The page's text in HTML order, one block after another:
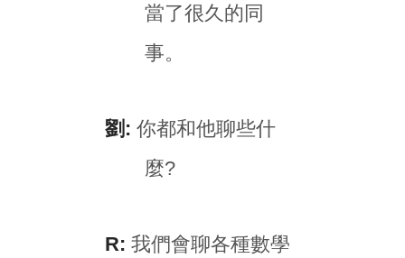
當了很久的同
事。
劉: 你都和他聊些什
麼?
R: 我們會聊各種數學